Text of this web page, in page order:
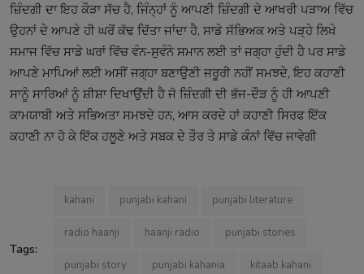
ਜ਼ਿੰਦਗੀ ਦਾ ਇਹ ਕੌੜਾ ਸੱਚ ਹੈ, ਜਿੰਨ੍ਹਾਂ ਨੂੰ ਆਪਣੀ ਜ਼ਿੰਦਗੀ ਦੇ ਆਖਰੀ ਪੜਾਅ ਵਿੱਚ
ਉਹਨਾਂ ਦੇ ਆਪਣੇ ਹੀ ਘਰੋਂ ਕੱਢ ਦਿੱਤਾ ਜਾਂਦਾ ਹੈ, ਸਾਡੇ ਸੱਭਿਅਕ ਅਤੇ ਪੜ੍ਹੇ ਲਿਖੇ
ਸਮਾਜ ਵਿੱਚ ਸਾਡੇ ਘਰਾਂ ਵਿੱਚ ਵੰਨ-ਸੁਵੰਨੇ ਸਮਾਨ ਲਈ ਤਾਂ ਜਗ੍ਹਾ ਹੁੰਦੀ ਹੈ ਪਰ ਸਾਡੇ
ਆਪਣੇ ਮਾਪਿਆਂ ਲਈ ਅਸੀਂ ਜਗ੍ਹਾ ਬਣਾਉਣੀ ਜਰੂਰੀ ਨਹੀਂ ਸਮਝਦੇ, ਇਹ ਕਹਾਣੀ
ਸਾਨੂੰ ਸਾਰਿਆਂ ਨੂੰ ਸ਼ੀਸ਼ਾ ਦਿਖਾਉਂਦੀ ਹੈ ਜੋ ਜ਼ਿੰਦਗੀ ਦੀ ਭੱਜ-ਦੌੜ ਨੂੰ ਹੀ ਆਪਣੀ
ਕਾਮਯਾਬੀ ਅਤੇ ਸਭਿਅਤਾ ਸਮਝਦੇ ਹਨ, ਆਸ ਕਰਦੇ ਹਾਂ ਕਹਾਣੀ ਸਿਰਫ ਇੱਕ
ਕਹਾਣੀ ਨਾ ਹੋ ਕੇ ਇੱਕ ਹਲੂਣੇ ਅਤੇ ਸਬਕ ਦੇ ਤੌਰ ਤੇ ਸਾਡੇ ਕੰਨਾਂ ਵਿੱਚ ਜਾਵੇਗੀ
Tags:
kahani punjabi kahani punjabi literature
radio haanji haanji radio punjabi stories
punjabi story punjabi kahania kitaab kahani